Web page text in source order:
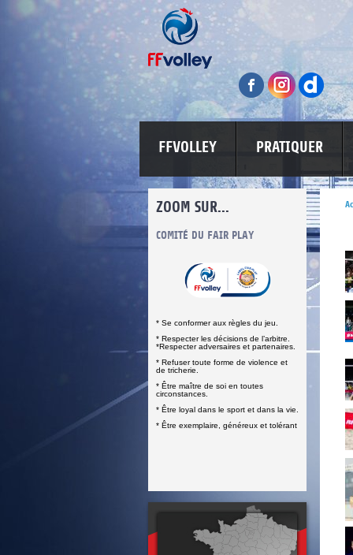
FFVOLLEY PRATIQUER
ZOOM SUR...
* Être loyal dans le sport et dans la vie.
LUTTE CONTRE LES VIOLENCES MA PETITE